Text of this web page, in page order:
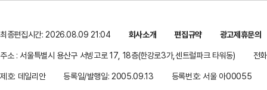
최종편집시간: 2026.08.09 21:04 회사소개 편집규약
광고제휴문의
주소 : 서울특별시 용산구 서빙고로 17, 18층(한강로3가,센트럴파크 타워동)
전
제호: 데일리안
등록일/발행일: 2005.09.13 등록번호: 서울 아00055